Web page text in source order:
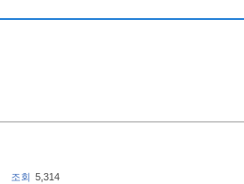
조회 5,314